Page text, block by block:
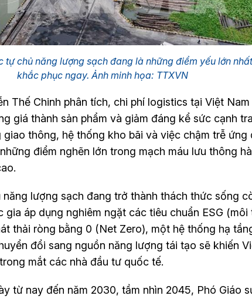
chủ năng lượng sạch đang là những điểm yếu lớn
khắc phục ngay. Ảnh minh họa: TTXVN
Thế Chinh phân tích, chi phí logistics tại Việt
giá thành sản phẩm và giảm đáng kể sức cạnh
thông, hệ thống kho bãi và việc chậm trễ ứng
điểm nghẽn lớn trong mạch máu lưu thông
lượng sạch đang trở thành thách thức sống
gia áp dụng nghiêm ngặt các tiêu chuẩn ESG
thải ròng bằng 0 (Net Zero), một hệ thống hạ
đổi sang nguồn năng lượng tái tạo sẽ khiến
mắt các nhà đầu tư quốc tế.
từ nay đến năm 2030, tầm nhìn 2045, Phó Giáo